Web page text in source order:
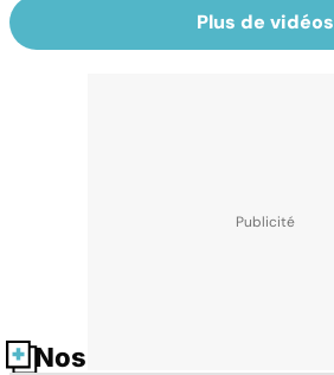
Plus de vidéos
Nos fiches santé